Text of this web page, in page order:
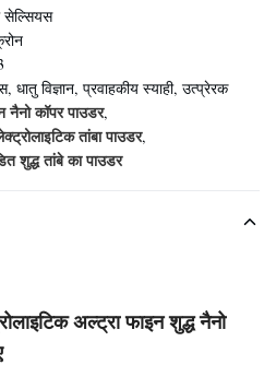
सेल्सियस
धातु विज्ञान, प्रवाहकीय स्याही, उत्प्रेरक
नैनो कॉपर पाउडर,
तांबा पाउडर,
शुद्ध तांबे का पाउडर
अल्ट्रा फाइन शुद्ध नैनो